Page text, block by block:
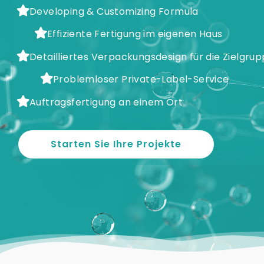
Developing & Customizing Formula
Effiziente Fertigung im eigenen Haus
Detailliertes Verpackungsdesign für die
Problemloser Private-Label-Service
Auftragsfertigung an einem Ort
Starten Sie Ihre Projekte